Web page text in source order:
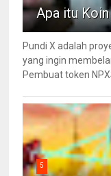
Apa itu
Pundi X adalah
yang ingin
Pembuat token
5